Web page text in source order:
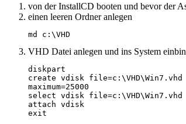
von der InstallCD booten und bevor der
einen leeren Ordner anlegen
md c:\VHD
VHD Datei anlegen und ins System
diskpart
create vdisk file=c:\VHD\Win7.vhd
maximum=25000
select vdisk file=c:\VHD\Win7.vhd
attach vdisk
exit